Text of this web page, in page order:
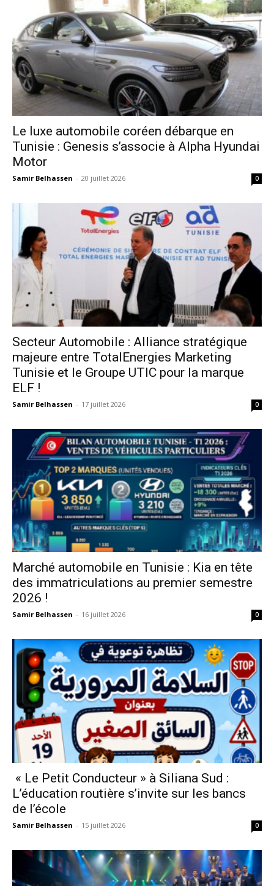
Le luxe automobile coréen débarque en
Tunisie : Genesis s’associe à Alpha Hyundai
Motor
Samir Belhassen - 20 juillet 2026 0
Secteur Automobile : Alliance stratégique
majeure entre TotalEnergies Marketing
Tunisie et le Groupe UTIC pour la marque
ELF !
Samir Belhassen - 17 juillet 2026 0
Marché automobile en Tunisie : Kia en tête
des immatriculations au premier semestre
2026 !
Samir Belhassen - 16 juillet 2026 0
« Le Petit Conducteur » à Siliana Sud :
L’éducation routière s’invite sur les bancs
de l’école
Samir Belhassen - 15 juillet 2026 0